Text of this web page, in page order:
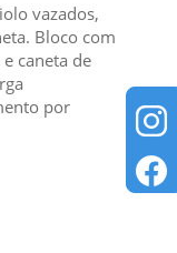
vazados,
Bloco com
caneta de
por